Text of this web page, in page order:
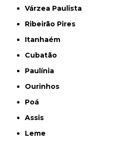
Várzea Paulista
Ribeirão Pires
Itanhaém
Cubatão
Paulínia
Ourinhos
Poá
Assis
Leme